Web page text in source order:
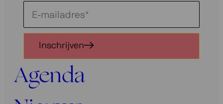
Schrijf
je
voor
onze
nieuwsbrief
Inschrijven
Agenda